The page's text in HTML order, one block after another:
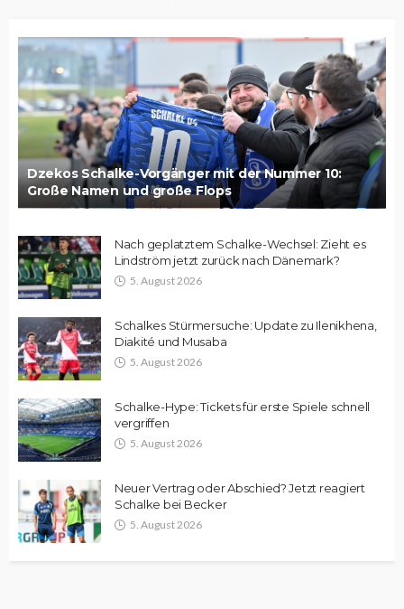
Dzekos Schalke-Vorgänger mit der Nummer 10:
Große Namen und große Flops
Nach geplatztem Schalke-Wechsel: Zieht es
Lindström jetzt zurück nach Dänemark?
5. August 2026
Schalkes Stürmersuche: Update zu Ilenikhena,
Diakité und Musaba
5. August 2026
Schalke-Hype: Tickets für erste Spiele schnell
vergriffen
5. August 2026
Neuer Vertrag oder Abschied? Jetzt reagiert
Schalke bei Becker
5. August 2026